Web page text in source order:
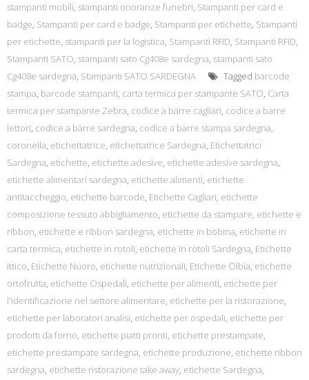
stampanti mobili, stampanti onoranze funebri, Stampanti per card e
badge, Stampanti per card e badge, Stampanti per etichette, Stampanti
per etichette, stampanti per la logistica, Stampanti RFID, Stampanti RFID,
Stampanti SATO, stampanti sato Cg408e sardegna, stampanti sato
Cg408e sardegna, Stampanti SATO SARDEGNA Tagged barcode
stampa, barcode stampanti, carta termica per stampante SATO, Carta
termica per stampante Zebra, codice a barre cagliari, codice a barre
lettori, codice a barre sardegna, codice a barre stampa sardegna,
coronella, etichettatrice, etichettatrice Sardegna, Etichettatrici
Sardegna, etichette, etichette adesive, etichette adesive sardegna,
etichette alimentari sardegna, etichette alimenti, etichette
antitaccheggio, etichette barcode, Etichette Cagliari, etichette
composizione tessuto abbigliamento, etichette da stampare, etichette e
ribbon, etichette e ribbon sardegna, etichette in bobina, etichette in
carta termica, etichette in rotoli, etichette in rotoli Sardegna, Etichette
ittico, Etichette Nuoro, etichette nutrizionali, Etichette Olbia, etichette
ortofrutta, etichette Ospedali, etichette per alimenti, etichette per
l'identificazione nel settore alimentare, etichette per la ristorazione,
etichette per laboratori analisi, etichette per ospedali, etichette per
prodotti da forno, etichette piatti pronti, etichette prestampate,
etichette prestampate sardegna, etichette produzione, etichette ribbon
sardegna, etichette ristorazione take away, etichette Sardegna,